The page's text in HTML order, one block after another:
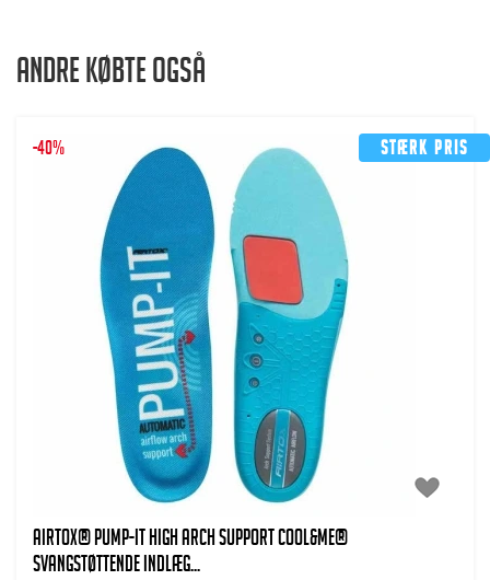
Andre købte også
Stærk pris
-40%
AIRTOX® Pump-It high arch support Cool&Me®
svangstøttende indlæg...